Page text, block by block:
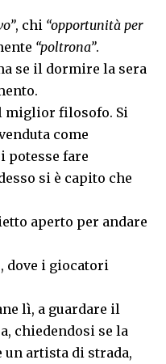
, chi “opportunità per
“poltrona”.
se il dormire la sera
miglior filosofo. Si
come
potesse fare
si è capito che
aperto per andare
dove i giocatori
lì, a guardare il
chiedendosi se la
artista di strada,